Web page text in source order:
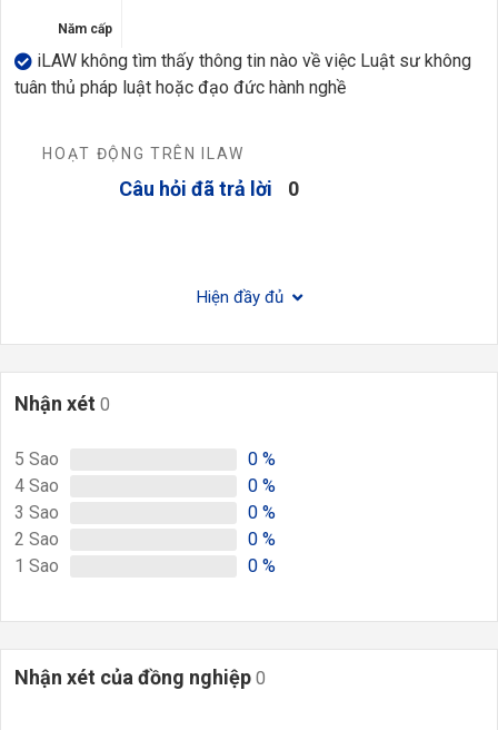
Năm cấp
iLAW không tìm thấy thông tin nào về việc Luật sư không
tuân thủ pháp luật hoặc đạo đức hành nghề
HOẠT ĐỘNG TRÊN ILAW
Câu hỏi đã trả lời 0
Hiện đầy đủ
Nhận xét 0
5 Sao 0 %
4 Sao 0 %
3 Sao 0 %
2 Sao 0 %
1 Sao 0 %
Nhận xét của đồng nghiệp 0